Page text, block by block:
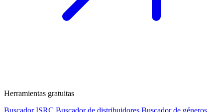
Herramientas gratuitas
Buscador ISRC Buscador de distribuidores Buscador de géneros